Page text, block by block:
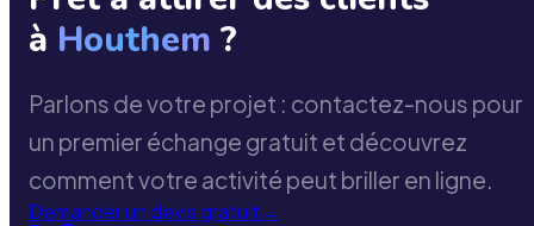
à Houthem ?
Parlons de votre projet : contactez-nous pour
un premier échange gratuit et découvrez
comment votre activité peut briller en ligne.
Demander un devis gratuit→